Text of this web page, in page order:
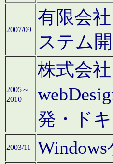
2007/09
有限会
ステム
2005～
2010
株式会
発・ド
2003/11